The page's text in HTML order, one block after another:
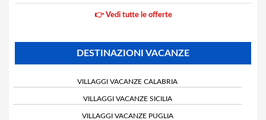
👉 Vedi tutte le offerte
DESTINAZIONI VACANZE
VILLAGGI VACANZE CALABRIA
VILLAGGI VACANZE SICILIA
VILLAGGI VACANZE PUGLIA